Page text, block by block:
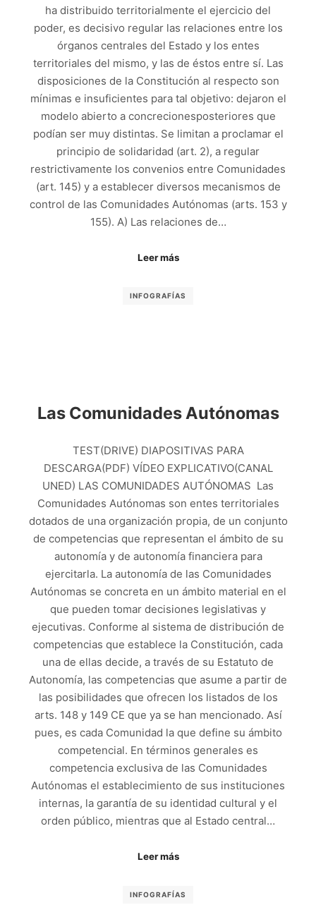
ha distribuido territorialmente el ejercicio del
poder, es decisivo regular las relaciones entre los
órganos centrales del Estado y los entes
territoriales del mismo, y las de éstos entre sí. Las
disposiciones de la Constitución al respecto son
mínimas e insuficientes para tal objetivo: dejaron el
modelo abierto a concrecionesposteriores que
podían ser muy distintas. Se limitan a proclamar el
principio de solidaridad (art. 2), a regular
restrictivamente los convenios entre Comunidades
(art. 145) y a establecer diversos mecanismos de
control de las Comunidades Autónomas (arts. 153 y
155). A) Las relaciones de…
Leer más
INFOGRAFÍAS
Las Comunidades Autónomas
TEST(DRIVE) DIAPOSITIVAS PARA
DESCARGA(PDF) VÍDEO EXPLICATIVO(CANAL
UNED) LAS COMUNIDADES AUTÓNOMAS Las
Comunidades Autónomas son entes territoriales
dotados de una organización propia, de un conjunto
de competencias que representan el ámbito de su
autonomía y de autonomía financiera para
ejercitarla. La autonomía de las Comunidades
Autónomas se concreta en un ámbito material en el
que pueden tomar decisiones legislativas y
ejecutivas. Conforme al sistema de distribución de
competencias que establece la Constitución, cada
una de ellas decide, a través de su Estatuto de
Autonomía, las competencias que asume a partir de
las posibilidades que ofrecen los listados de los
arts. 148 y 149 CE que ya se han mencionado. Así
pues, es cada Comunidad la que define su ámbito
competencial. En términos generales es
competencia exclusiva de las Comunidades
Autónomas el establecimiento de sus instituciones
internas, la garantía de su identidad cultural y el
orden público, mientras que al Estado central…
Leer más
INFOGRAFÍAS